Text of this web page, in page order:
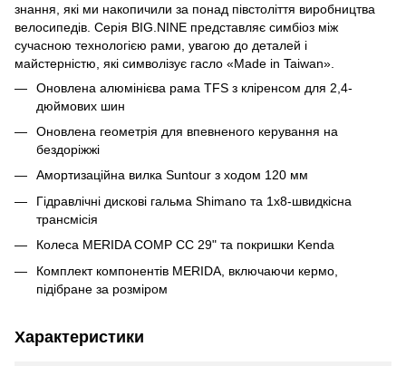
знання, які ми накопичили за понад півстоліття виробництва
велосипедів. Серія BIG.NINE представляє симбіоз між
сучасною технологією рами, увагою до деталей і
майстерністю, які символізує гасло «Made in Taiwan».
Оновлена алюмінієва рама TFS з кліренсом для 2,4-
дюймових шин
Оновлена геометрія для впевненого керування на
бездоріжжі
Амортизаційна вилка Suntour з ходом 120 мм
Гідравлічні дискові гальма Shimano та 1x8-швидкісна
трансмісія
Колеса MERIDA COMP CC 29" та покришки Kenda
Комплект компонентів MERIDA, включаючи кермо,
підібране за розміром
Характеристики